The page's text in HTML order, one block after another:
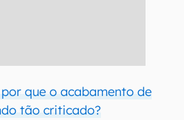
que o acabamento de
tão criticado?